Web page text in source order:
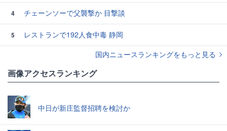
4 チェーンソーで父襲撃か 目撃談
5
レストランで192人食中毒 静岡
国内ニュースランキングをもっと見る
画像アクセスランキング
中日が新庄監督招聘を検討か